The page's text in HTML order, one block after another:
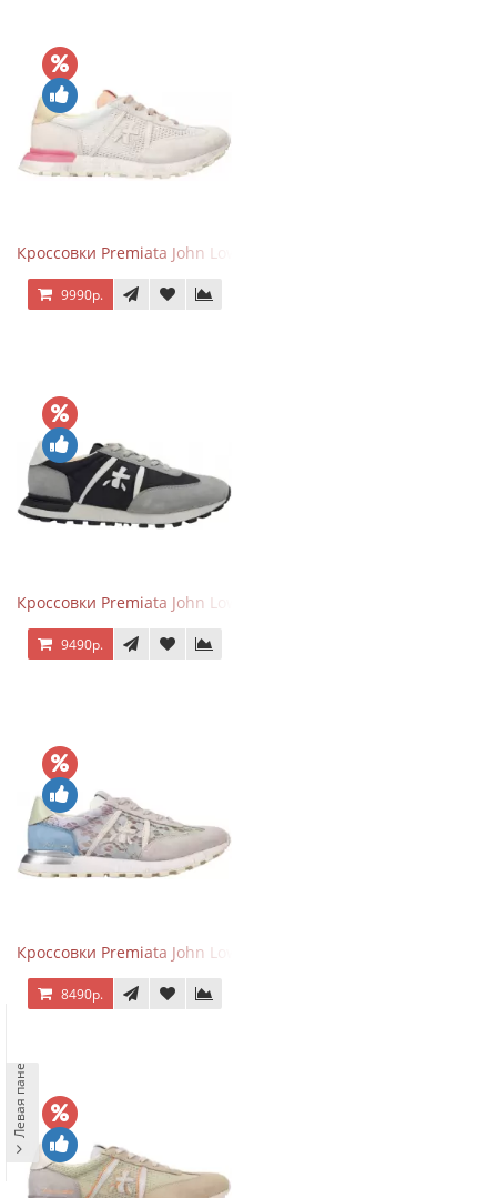
Кроссовки Premiata John Low Gray Pink
9990р.
Кроссовки Premiata John Low Grey Black
9490р.
Кроссовки Premiata John Low Lace Blue Beige
8490р.
Левая панель